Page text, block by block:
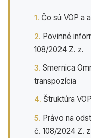
Čo sú VOP a
Povinné
108/2024 Z. z.
Smernica
transpozícia
Štruktúra
Právo na
č. 108/2024 Z.